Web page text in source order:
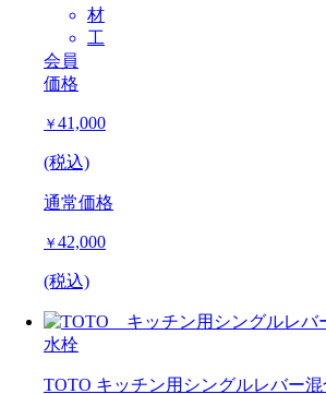
材
工
会員
価格
￥ 41,000
(税込)
通常価格
￥ 42,000
(税込)
水栓
TOTO キッチン用シングルレバー